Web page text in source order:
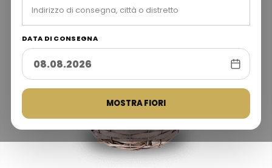
DATA DI CONSEGNA
MOSTRA FIORI